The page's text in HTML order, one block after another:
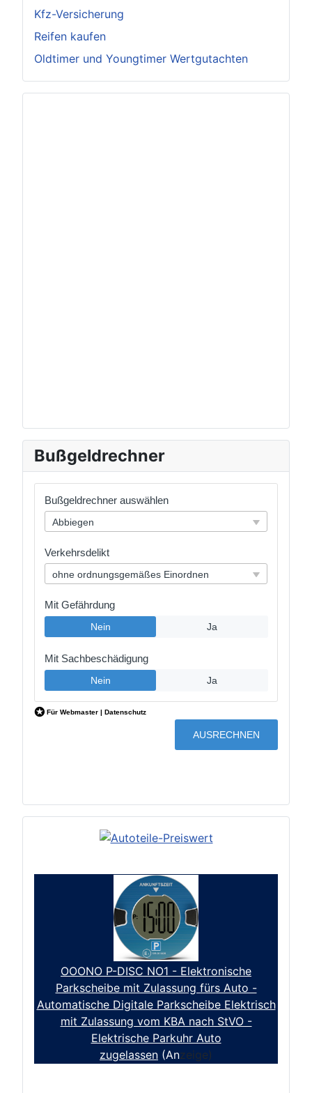
Kfz-Versicherung
Reifen kaufen
Oldtimer und Youngtimer Wertgutachten
Bußgeldrechner
OOONO P-DISC NO1 - Elektronische
Parkscheibe mit Zulassung fürs Auto -
Automatische Digitale Parkscheibe Elektrisch
mit Zulassung vom KBA nach StVO -
Elektrische Parkuhr Auto
zugelassen (Anzeige)